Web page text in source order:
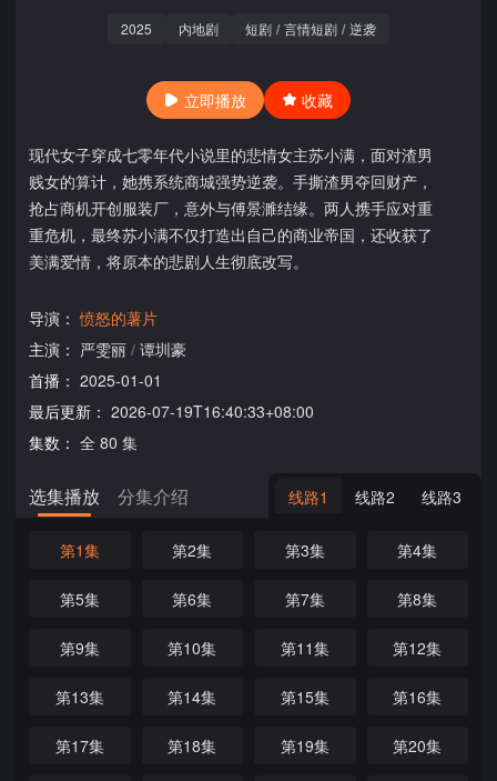
2025 内地剧 短剧 / 言情短剧 / 逆袭
立即播放 收藏
现代女子穿成七零年代小说里的悲情女主苏小满，面对渣男
贱女的算计，她携系统商城强势逆袭。手撕渣男夺回财产，
抢占商机开创服装厂，意外与傅景濉结缘。两人携手应对重
重危机，最终苏小满不仅打造出自己的商业帝国，还收获了
美满爱情，将原本的悲剧人生彻底改写。
导演： 愤怒的薯片
主演： 严雯丽 / 谭圳豪
首播： 2025-01-01
最后更新： 2026-07-19T16:40:33+08:00
集数： 全 80 集
选集播放 分集介绍 线路1 线路2 线路3
第1集 第2集 第3集 第4集
第5集 第6集 第7集 第8集
第9集 第10集 第11集 第12集
第13集 第14集 第15集 第16集
第17集 第18集 第19集 第20集